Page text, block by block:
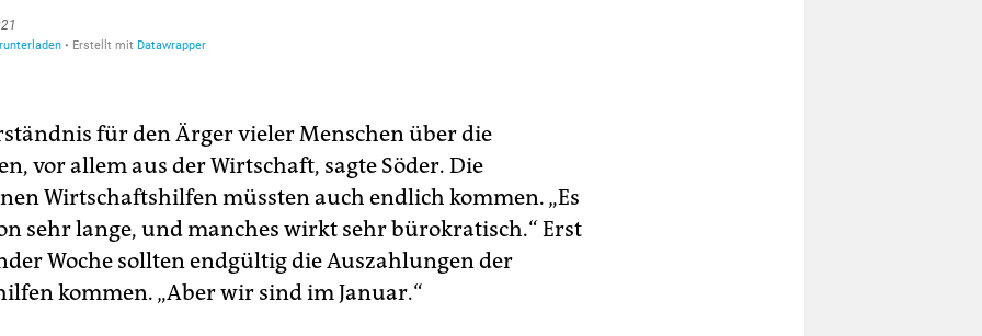
für den Ärger vieler Menschen über die
vor allem aus der Wirtschaft, sagte Söder. Die
Wirtschaftshilfen müssten auch endlich kommen. „Es
sehr lange, und manches wirkt sehr bürokratisch.“ Erst
Woche sollten endgültig die Auszahlungen der
kommen. „Aber wir sind im Januar.“